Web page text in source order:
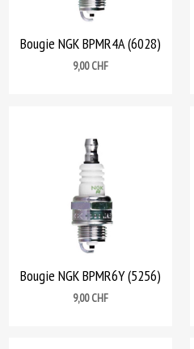
Bougie NGK BPMR4A (6028)
Prix
9,00 CHF
Bougie NGK BPMR6Y (5256)
Prix
9,00 CHF